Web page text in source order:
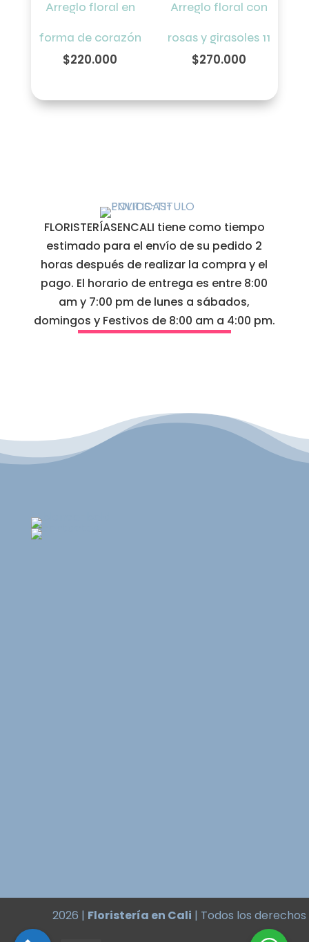
Arreglo floral en
forma de corazón
$220.000
Arreglo floral con
rosas y girasoles 11
$270.000
FLORISTERÍASENCALI tiene como tiempo
estimado para el envío de su pedido 2
horas después de realizar la compra y el
pago. El horario de entrega es entre 8:00
am y 7:00 pm de lunes a sábados,
domingos y Festivos de 8:00 am a 4:00 pm.
2026 | Floristería en Cali | Todos los